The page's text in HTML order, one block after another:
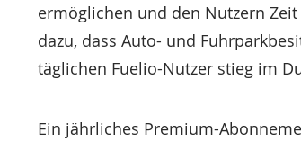
ermöglichen und den Nutzern
dazu, dass Auto- und
täglichen Fuelio-Nutzer stieg im
Ein jährliches Premium-